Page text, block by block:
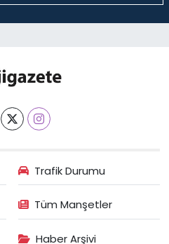
Trafik Durumu
Tüm Manşetler
Haber Arşivi